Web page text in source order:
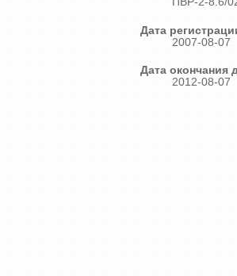
Дата
2007-08-07
Дата окончания
2012-08-07